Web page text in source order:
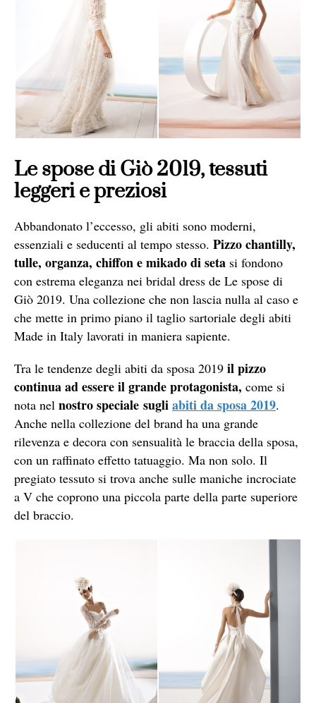
Le spose di Giò 2019, tessuti
leggeri e preziosi
Abbandonato l’eccesso, gli abiti sono moderni,
essenziali e seducenti al tempo stesso. Pizzo chantilly,
tulle, organza, chiffon e mikado di seta si fondono
con estrema eleganza nei bridal dress de Le spose di
Giò 2019. Una collezione che non lascia nulla al caso e
che mette in primo piano il taglio sartoriale degli abiti
Made in Italy lavorati in maniera sapiente.
Tra le tendenze degli abiti da sposa 2019 il pizzo
continua ad essere il grande protagonista, come si
nota nel nostro speciale sugliabiti da sposa 2019.
Anche nella collezione del brand ha una grande
rilevenza e decora con sensualità le braccia della sposa,
con un raffinato effetto tatuaggio. Ma non solo. Il
pregiato tessuto si trova anche sulle maniche incrociate
a V che coprono una piccola parte della parte superiore
del braccio.